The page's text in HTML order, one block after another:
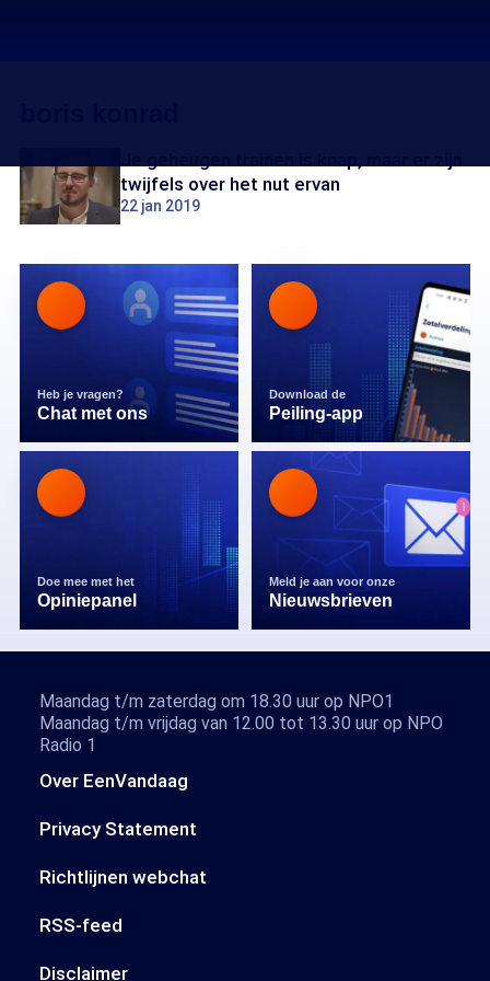
twijfels over het nut ervan
22 jan 2019
Heb je vragen?
Chat met ons
Download de
Peiling-app
Doe mee met het
Opiniepanel
Meld je aan voor onze
Nieuwsbrieven
Over EenVandaag
Privacy Statement
Richtlijnen webchat
RSS-feed
Disclaimer
Maandag t/m zaterdag om 18.30 uur op NPO1
Maandag t/m vrijdag van 12.00 tot 13.30 uur op NPO
Radio 1